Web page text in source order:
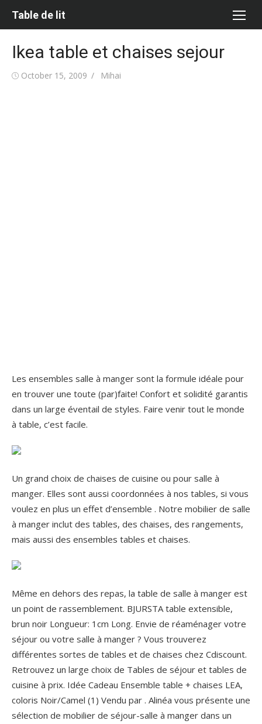
Table de lit
Ikea table et chaises sejour
Posted
October 15, 2009 Author
Mihai
Les ensembles salle à manger sont la formule idéale pour
en trouver une toute (par)faite! Confort et solidité garantis
dans un large éventail de styles. Faire venir tout le monde
à table, c’est facile.
Un grand choix de chaises de cuisine ou pour salle à
manger. Elles sont aussi coordonnées à nos tables, si vous
voulez en plus un effet d’ensemble . Notre mobilier de salle
à manger inclut des tables, des chaises, des rangements,
mais aussi des ensembles tables et chaises.
Même en dehors des repas, la table de salle à manger est
un point de rassemblement. BJURSTA table extensible,
brun noir Longueur: 1cm Long. Envie de réaménager votre
séjour ou votre salle à manger ? Vous trouverez
différentes sortes de tables et de chaises chez Cdiscount.
Retrouvez un large choix de Tables de séjour et tables de
cuisine à prix. Idée Cadeau Ensemble table + chaises LEA,
coloris Noir/Camel (1) Vendu par . Alinéa vous présente une
sélection de mobilier de séjour-salle à manger dans un